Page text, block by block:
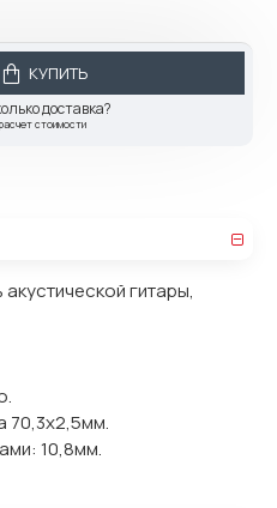
КУПИТЬ
доставка?
расчет стоимости
гитары,
70,3х2,5мм.
10,8мм.